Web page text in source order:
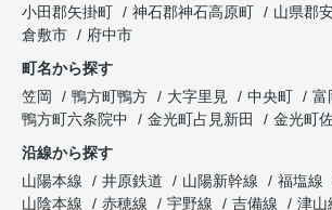
小田郡矢掛町
神石郡神石高原町
山県郡
倉敷市
府中市
町名から探す
笠岡
鴨方町鴨方 大字里見 中央町 富
鴨方町六条院中
金光町占見新田 金光町
沿線から探す
山陽本線
井原鉄道 山陽新幹線 福塩線
山陰本線
赤穂線 宇野線 吉備線
津山